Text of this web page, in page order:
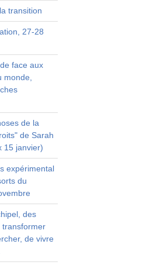
transition
27-28
face aux
monde,
de la
de Sarah
15 janvier)
expérimental
du
des
transformer
de vivre